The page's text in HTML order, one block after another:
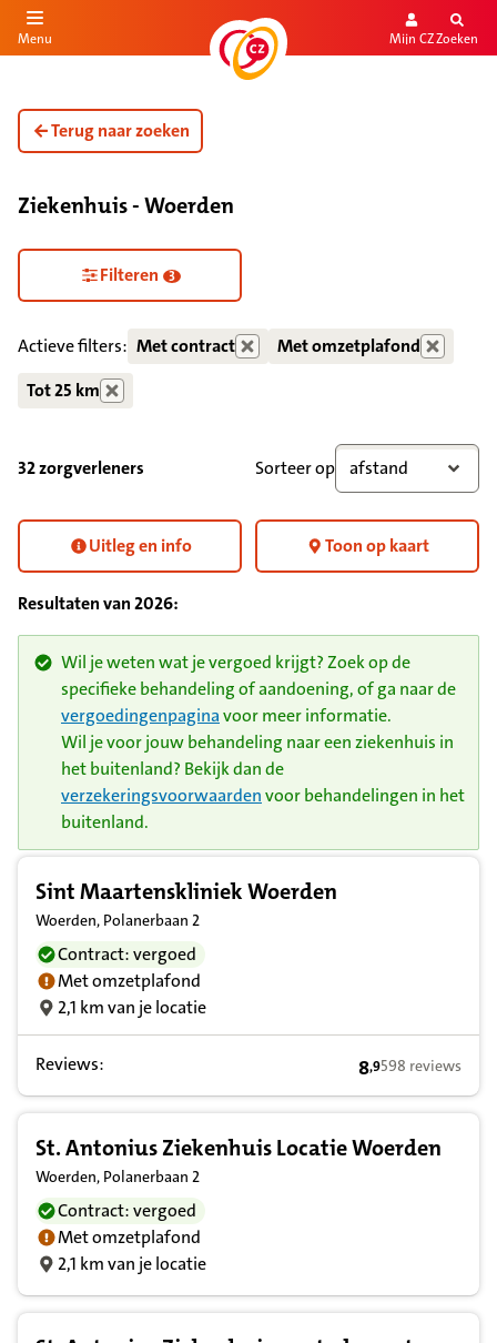
de inhoud
Menu Mijn CZZoeken
Terug naar zoeken
Ziekenhuis - Woerden
Zorgdiensten verborgen
Filteren 3
Actieve filters: Met contract
Met omzetplafond
Tot 25 km
32 zorgverleners Sorteer op afstand
Uitleg en info Toon op kaart
Resultaten van2026:
Wil je weten wat je vergoed krijgt? Zoek op de
specifieke behandeling of aandoening, of ga naar de
vergoedingenpaginavoor meer informatie.
Wil je voor jouw behandeling naar een ziekenhuis in
het buitenland? Bekijk dan de
verzekeringsvoorwaardenvoor behandelingen in het
buitenland.
Sint Maartenskliniek Woerden
Woerden, Polanerbaan 2
Contract: vergoed
Met omzetplafond
2,1 km van je locatie
Reviews: 8,9 op basis van
8,9598 reviews
St. Antonius Ziekenhuis Locatie Woerden
Woerden, Polanerbaan 2
Contract: vergoed
Met omzetplafond
2,1 km van je locatie